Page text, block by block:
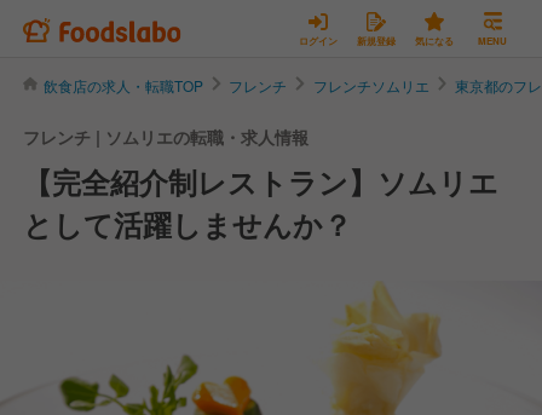
ログイン 新規登録 気になる MENU
飲食店の求人・転職TOP フレンチ フレンチソムリエ 東京都のフ
フレンチ | ソムリエの転職・求人情報
【完全紹介制レストラン】ソムリエ
として活躍しませんか？